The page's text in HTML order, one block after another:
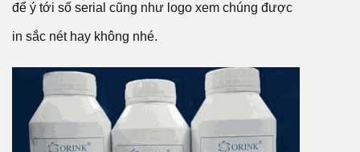
để ý tới số serial cũng như logo xem chúng được
in sắc nét hay không nhé.